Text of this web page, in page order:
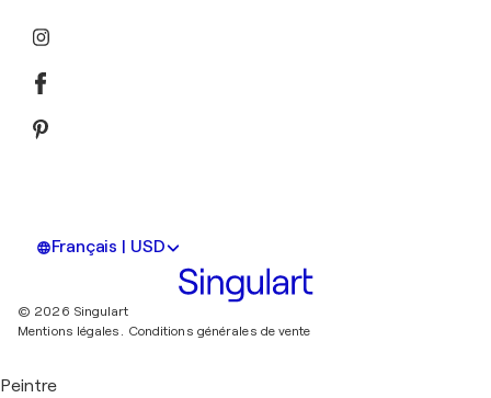
Français | USD
© 2026 Singulart
Mentions légales. Conditions générales de vente
Peintre